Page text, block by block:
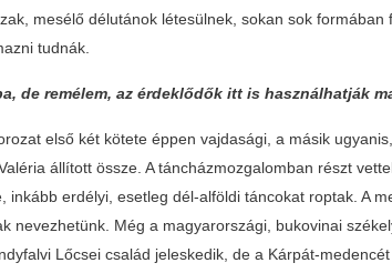
mesélő délutánok létesülnek, sokan sok formában
tudnák.
de remélem, az érdeklődők itt is használhatják
első két kötete éppen vajdasági, a másik
állított össze. A táncházmozgalomban részt
erdélyi, esetleg dél-alföldi táncokat roptak. A
nevezhetünk. Még a magyarországi, bukovinai
Lőcsei család jeleskedik, de a Kárpát-medencét